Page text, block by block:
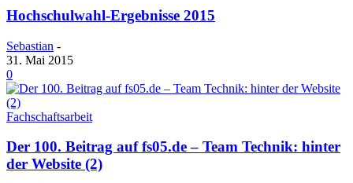
Hochschulwahl-Ergebnisse 2015
Sebastian -
31. Mai 2015
0
Fachschaftsarbeit
Der 100. Beitrag auf fs05.de – Team Technik: hinter
der Website (2)